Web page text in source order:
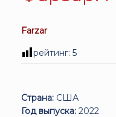
Farzar
рейтинг: 5
Страна: США
Год выпуска: 2022